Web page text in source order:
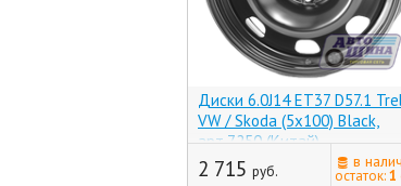
Диски 6.0J14 ET37 D57.1
VW / Skoda (5x100) Black,
арт.7250 (Китай)
2 715 руб.
в
остаток:1